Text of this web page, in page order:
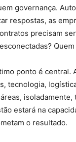
governança.
respostas, as
precisam
ponto é central.
tecnologia,
estará na
o resultado.